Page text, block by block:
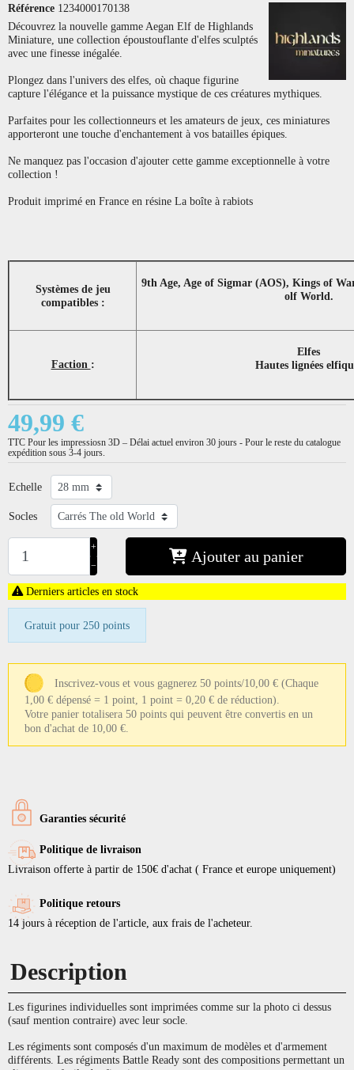
Référence 1234000170138
Découvrez la nouvelle gamme Aegan Elf de Highlands
Miniature, une collection époustouflante d'elfes sculptés
avec une finesse inégalée.
Plongez dans l'univers des elfes, où chaque figurine
capture l'élégance et la puissance mystique de ces créatures mythiques.
Parfaites pour les collectionneurs et les amateurs de jeux, ces miniatures
apporteront une touche d'enchantement à vos batailles épiques.
Ne manquez pas l'occasion d'ajouter cette gamme exceptionnelle à votre
collection !
Produit imprimé en France en résine La boîte à rabiots
Systèmes de jeu
compatibles :
9th Age, Age of Sigmar (AOS), Kings of
olf World.
Faction :
Elfes
Hautes lignées
49,99 €
TTC Pour les impressiosn 3D – Délai actuel environ 30 jours - Pour le reste du catalogue
expédition sous 3-4 jours.
Echelle
Socles
+
−
Ajouter au panier
Derniers articles en stock
Gratuit pour 250 points
Inscrivez-vous et vous gagnerez 50 points/10,00 € (Chaque
1,00 € dépensé = 1 point, 1 point = 0,20 € de réduction).
Votre panier totalisera 50 points qui peuvent être convertis en un
bon d'achat de 10,00 €.
Garanties sécurité
Politique de livraison
Livraison offerte à partir de 150€ d'achat ( France et europe uniquement)
Politique retours
14 jours à réception de l'article, aux frais de l'acheteur.
Description
Les figurines individuelles sont imprimées comme sur la photo ci dessus
(sauf mention contraire) avec leur socle.
Les régiments sont composés d'un maximum de modèles et d'armement
différents. Les régiments Battle Ready sont des compositions permettant un